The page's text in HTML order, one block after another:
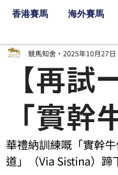
香港賽馬 海外賽馬
Bobby 超仔
【再試
「實幹
競馬知舍 2025年10月27日
華禮納訓練嘅「實幹
道」（Via Sistina）蹄